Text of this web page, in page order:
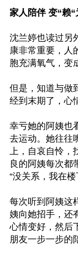
家人陪伴 变“赖“
沈兰婷也读过另
康非常重要，人
胞充满氧气，变
但是，知道与做
经到末期了，心
幸亏她的阿姨也
去运动。她往往
上，自哀自怜，
良的阿姨每次都
“没关系，我在楼
每次听到阿姨这
姨向她招手，还
心情变好，然后
朋友一步一步的